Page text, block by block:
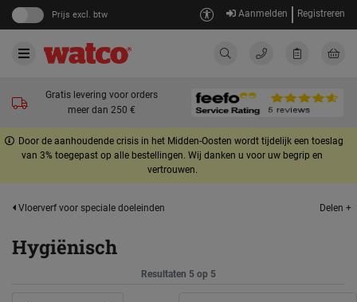
Prijs excl. btw Aanmelden Registreren
Gratis levering voor orders
meer dan 250 €
Door de aanhoudende crisis in het Midden-Oosten wordt tijdelijk een toeslag
van 3% toegepast op alle bestellingen. Wij danken u voor uw begrip en
vertrouwen.
Vloerverf voor speciale doeleinden Delen +
Hygiënisch
Resultaten 5 op 5